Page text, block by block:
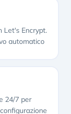
Let's Encrypt.
automatico
24/7 per